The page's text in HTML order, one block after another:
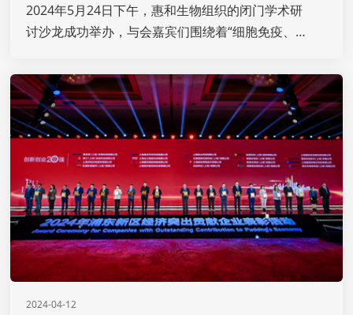
2024年5月24日下午，惠和生物组织的闭门学术研
讨沙龙成功举办，与会嘉宾们围绕着“细胞免疫、新
2024-04-12